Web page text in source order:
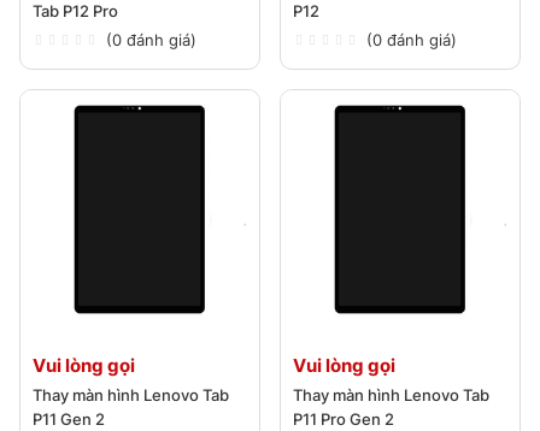
Tab P12 Pro
(0 đánh giá)
P12
(0 đánh giá)
Vui lòng gọi
Thay màn hình Lenovo Tab
P11 Gen 2
Vui lòng gọi
Thay màn hình Lenovo Tab
P11 Pro Gen 2